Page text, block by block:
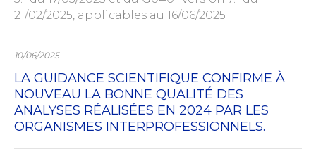
21/02/2025, applicables au 16/06/2025
10/06/2025
LA GUIDANCE SCIENTIFIQUE CONFIRME À
NOUVEAU LA BONNE QUALITÉ DES
ANALYSES RÉALISÉES EN 2024 PAR LES
ORGANISMES INTERPROFESSIONNELS.